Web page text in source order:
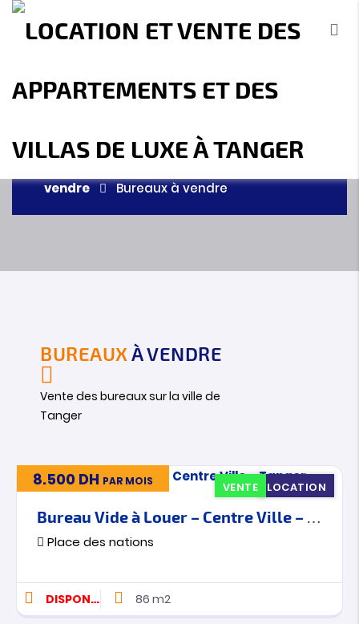
Terrains Location de Vacances Contact
BUREAUX À VENDRE
Tanger
Agence immobilière à Tanger
vendre
Bureaux à vendre
BUREAUX À VENDRE
Vente des bureaux sur la ville de
Tanger
LOCATION
VENTE
8.500 DH PAR MOIS
Bureau Vide à Louer – Centre Ville – Tanger
Place des nations
DISPONIBLE 86 m2